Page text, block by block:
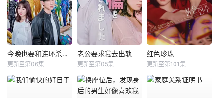
今晚也要和连环杀手约会
更新至第06集
老公要求我去出轨
更新至第05集
红色珍珠
更新至第101集